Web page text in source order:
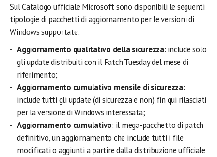
Sul Catalogo ufficiale Microsoft sono disponibili le seguenti
tipologie di pacchetti di aggiornamento per le versioni di
Windows supportate:
Aggiornamento qualitativo della sicurezza: include solo
gli update distribuiti con il Patch Tuesday del mese di
riferimento;
Aggiornamento cumulativo mensile di sicurezza:
include tutti gli update (di sicurezza e non) fin qui rilasciati
per la versione di Windows interessata;
Aggiornamento cumulativo: il mega-pacchetto di patch
definitivo, un aggiornamento che include tutti i file
modificati o aggiunti a partire dalla distribuzione ufficiale